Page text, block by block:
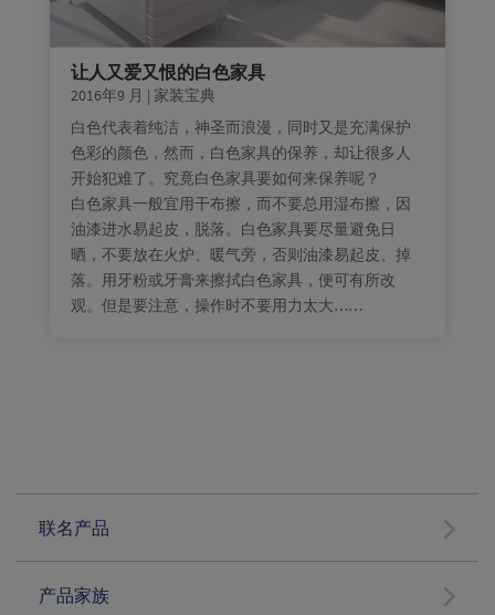
让人又爱又恨的白色家具
2016年9 月 | 家装宝典
白色代表着纯洁，神圣而浪漫，同时又是充满保护
色彩的颜色，然而，白色家具的保养，却让很多人
开始犯难了。究竟白色家具要如何来保养呢？
白色家具一般宜用干布擦，而不要总用湿布擦，因
油漆进水易起皮，脱落。白色家具要尽量避免日
晒，不要放在火炉、暖气旁，否则油漆易起皮、掉
落。用牙粉或牙膏来擦拭白色家具，便可有所改
观。但是要注意，操作时不要用力太大……
联名产品
产品家族